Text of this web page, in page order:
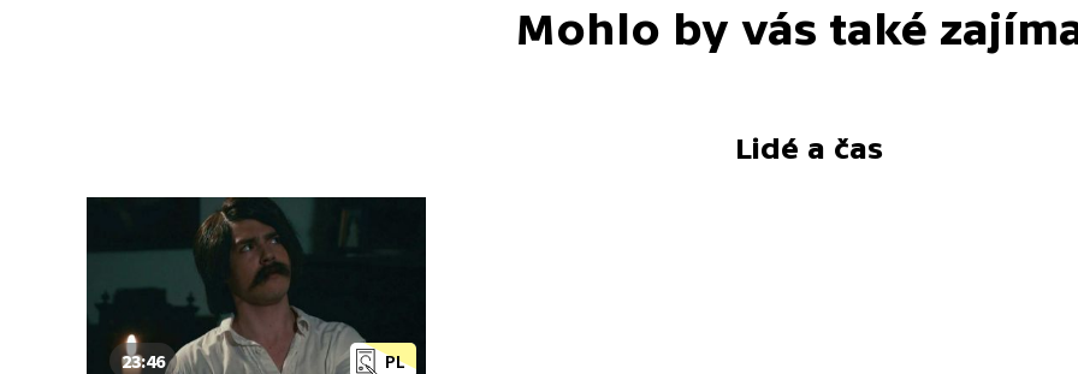
Mohlo by vás také
Lidé a čas
PL
23:46